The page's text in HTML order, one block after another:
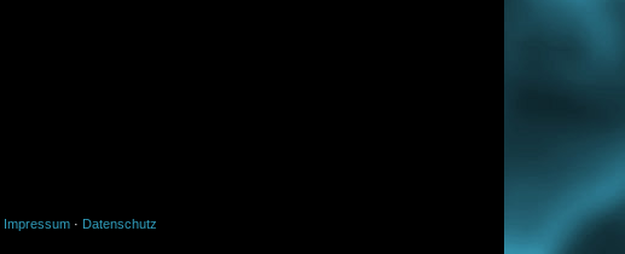
Impressum· Datenschutz